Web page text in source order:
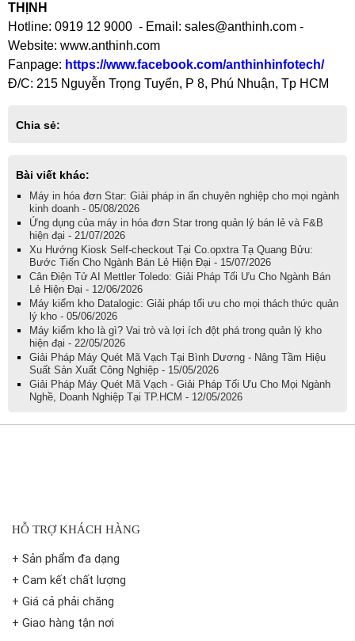
THỊNH
Hotline: 0919 12 9000 - Email: sales@anthinh.com -
Website: www.anthinh.com
Fanpage: https://www.facebook.com/anthinhinfotech/
Đ/C: 215 Nguyễn Trọng Tuyển, P 8, Phú Nhuận, Tp HCM
Chia sẻ:
Bài viết khác:
Máy in hóa đơn Star: Giải pháp in ấn chuyên nghiệp cho mọi ngành
kinh doanh - 05/08/2026
Ứng dụng của máy in hóa đơn Star trong quản lý bán lẻ và F&B
hiện đại - 21/07/2026
Xu Hướng Kiosk Self-checkout Tại Co.opxtra Tạ Quang Bửu:
Bước Tiến Cho Ngành Bán Lẻ Hiện Đại - 15/07/2026
Cân Điện Tử AI Mettler Toledo: Giải Pháp Tối Ưu Cho Ngành Bán
Lẻ Hiện Đại - 12/06/2026
Máy kiểm kho Datalogic: Giải pháp tối ưu cho mọi thách thức quản
lý kho - 05/06/2026
Máy kiểm kho là gì? Vai trò và lợi ích đột phá trong quản lý kho
hiện đại - 22/05/2026
Giải Pháp Máy Quét Mã Vạch Tại Bình Dương - Nâng Tầm Hiệu
Suất Sản Xuất Công Nghiệp - 15/05/2026
Giải Pháp Máy Quét Mã Vạch - Giải Pháp Tối Ưu Cho Mọi Ngành
Nghề, Doanh Nghiệp Tại TP.HCM - 12/05/2026
HỖ TRỢ KHÁCH HÀNG
+ Sản phẩm đa dạng
+ Cam kết chất lượng
+ Giá cả phải chăng
+ Giao hàng tận nơi